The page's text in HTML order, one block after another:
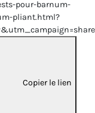
pour-barnum-
pliant.html?
Copier le lien